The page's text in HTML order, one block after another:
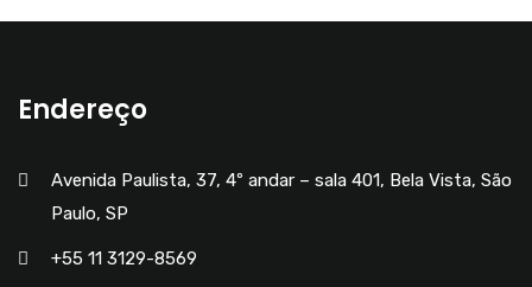
Endereço
Avenida Paulista, 37, 4º andar – sala 401, Bela Vista, São
Paulo, SP
+55 11 3129-8569